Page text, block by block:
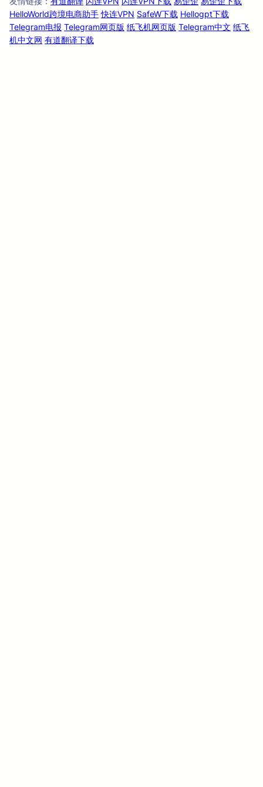
HelloWorld跨境电商助手 快连VPN SafeW下载 Hellogpt下载
Telegram电报 Telegram网页版 纸飞机网页版 Telegram中文 纸飞
机中文网 有道翻译下载